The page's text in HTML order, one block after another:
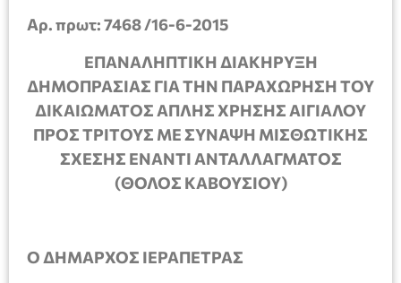
Αρ. πρωτ: 7468 /16-6-2015
ΕΠΑΝΑΛΗΠΤΙΚΗ ΔΙΑΚΗΡΥΞΗ
ΔΗΜΟΠΡΑΣΙΑΣ ΓΙΑ ΤΗΝ ΠΑΡΑΧΩΡΗΣΗ ΤΟΥ
ΔΙΚΑΙΩΜΑΤΟΣ ΑΠΛΗΣ ΧΡΗΣΗΣ ΑΙΓΙΑΛΟΥ
ΠΡΟΣ ΤΡΙΤΟΥΣ ΜΕ ΣΥΝΑΨΗ ΜΙΣΘΩΤΙΚΗΣ
ΣΧΕΣΗΣ ΕΝΑΝΤΙ ΑΝΤΑΛΛΑΓΜΑΤΟΣ
(ΘΟΛΟΣ ΚΑΒΟΥΣΙΟΥ)
Ο ΔΗΜΑΡΧΟΣ ΙΕΡΑΠΕΤΡΑΣ